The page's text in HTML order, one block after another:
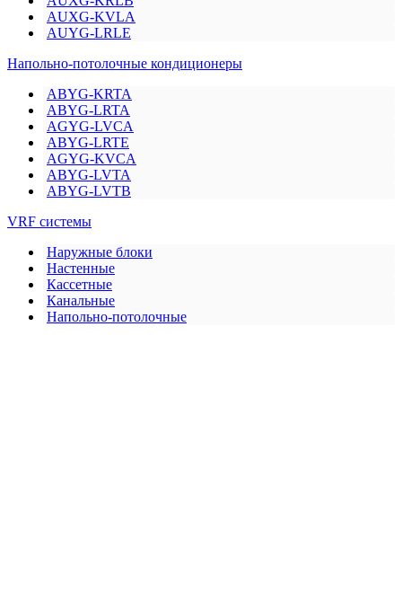
AUXG-KVLA
AUYG-LRLE
Напольно-потолочные кондиционеры
ABYG-KRTA
ABYG-LRTA
AGYG-LVCA
ABYG-LRTE
AGYG-KVCA
ABYG-LVTA
ABYG-LVTB
VRF системы
Наружные блоки
Настенные
Кассетные
Канальные
Напольно-потолочные